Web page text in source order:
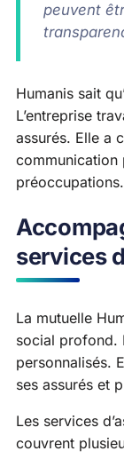
peuvent
Humanis sait
L’entreprise
assurés. Elle a
communication
préoccupations.
services
La mutuelle
social profond.
personnalisés.
ses assurés et
Les services
couvrent